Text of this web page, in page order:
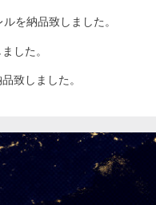
を納品致しました。
した。
致しました。